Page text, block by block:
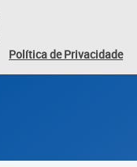
Política de Privacidade